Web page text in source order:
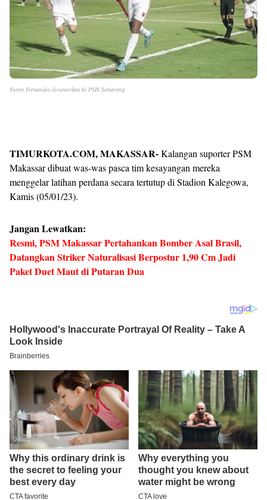
Yuran Fernandes dirumorkan ke PSIS Semarang
TIMURKOTA.COM, MAKASSAR-Kalangan suporter PSM
Makassar dibuat was-was pasca tim kesayangan mereka
menggelar latihan perdana secara tertutup di Stadion Kalegowa,
Kamis (05/01/23).
Jangan Lewatkan:
Resmi, PSM Makassar Pertahankan Bomber Asal Brasil,
Datangkan Striker Naturalisasi Berpostur 1,90 Cm Jadi
Paket Duet Maut di Putaran Dua